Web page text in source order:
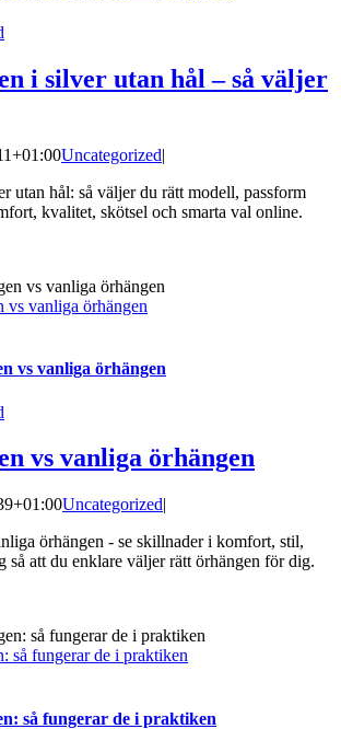
i silver utan hål – så väljer
Uncategorized|
utan hål: så väljer du rätt modell, passform
kvalitet, skötsel och smarta val online.
vs vanliga örhängen
vs vanliga örhängen
vs vanliga örhängen
Uncategorized|
örhängen - se skillnader i komfort, stil,
så att du enklare väljer rätt örhängen för dig.
så fungerar de i praktiken
så fungerar de i praktiken